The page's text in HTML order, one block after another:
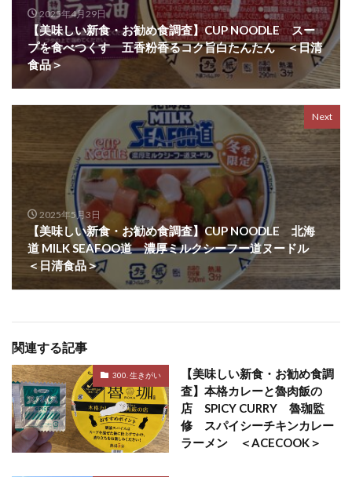
2025年4月29日
【美味しい新食・お勧め食調査】CUP NOODLE スー
プを食べつくす 五香粉香るコク旨白たんたん ＜日清
食品＞
Next
2025年5月3日
【美味しい新食・お勧め食調査】CUP NOODLE 北海
道 MILK SEAFOO道 濃厚ミルクシーフー道ヌードル
＜日清食品＞
関連する記事
300. 生きがい
【美味しい新食・お勧め食調
査】本格カレーと魯肉飯の
店 SPICY CURRY 魯珈監
修 スパイシーチキンカレー
ラーメン ＜ACECOOK＞